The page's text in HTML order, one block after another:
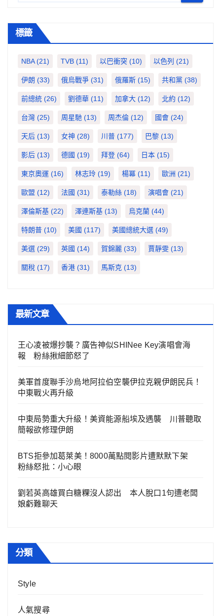
標籤
NBA(21) TVB (11) 以巴衝突 (10) 以色列 (21)
伊朗 (33) 俄烏戰爭 (31) 俄羅斯 (15) 共和黨 (38)
前總統 (26) 劉德華 (11) 加拿大 (12) 北約 (12)
台灣 (25) 周星馳 (13) 周杰倫 (12) 國會 (24)
天后 (13) 女神 (28) 川普 (177) 巴黎 (13)
影后 (13) 德國 (19) 拜登 (64) 日本 (15)
東京奧運 (16) 林志玲 (19) 楊冪 (11) 歐洲 (21)
歐盟 (12) 法國 (31) 泰勒絲 (18) 演唱會 (21)
澤倫斯基 (22) 澤連斯基 (13) 烏克蘭 (44)
特朗普 (10) 美國 (117) 美國總統大選 (49)
美選 (29) 英國 (14) 賀錦麗 (33) 賈靜雯 (13)
關稅 (17) 香港 (31) 馬斯克 (13)
最新文章
王心凌被爆抄襲？廣告神似SHINee Key演唱會海
報 粉絲揪細節怒了
美軍首度聯手沙烏地阿拉伯空襲伊拉克親伊朗民兵！
中東戰火再升級
中東局勢重大升級！美資能源船埃及遇襲 川普聽取
簡報欲修理伊朗
BTS拒參加葛萊美！8000萬點閱影片遭默默下架
粉絲怒批：小心眼
劉若英高雄買白糖粿沒人認出 本人脫口1句遭老闆
娘虧難聊天
分類
Style
人氣搜尋